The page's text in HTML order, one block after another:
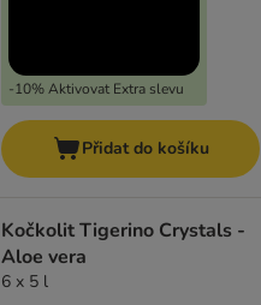
-10% Aktivovat Extra slevu
Přidat do košíku
Kočkolit Tigerino Crystals -
Aloe vera
6 x 5 l